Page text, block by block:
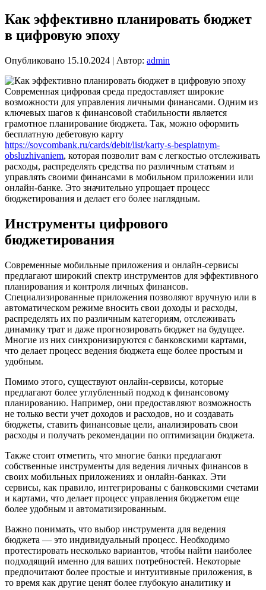
Как эффективно планировать бюджет
в цифровую эпоху
Опубликовано 15.10.2024 | Автор: admin
Современная цифровая среда предоставляет широкие
возможности для управления личными финансами. Одним из
ключевых шагов к финансовой стабильности является
грамотное планирование бюджета. Так, можно оформить
бесплатную дебетовую карту
https://sovcombank.ru/cards/debit/list/karty-s-besplatnym-
obsluzhivaniem, которая позволит вам с легкостью отслеживать
расходы, распределять средства по различным статьям и
управлять своими финансами в мобильном приложении или
онлайн-банке. Это значительно упрощает процесс
бюджетирования и делает его более наглядным.
Инструменты цифрового
бюджетирования
Современные мобильные приложения и онлайн-сервисы
предлагают широкий спектр инструментов для эффективного
планирования и контроля личных финансов.
Специализированные приложения позволяют вручную или в
автоматическом режиме вносить свои доходы и расходы,
распределять их по различным категориям, отслеживать
динамику трат и даже прогнозировать бюджет на будущее.
Многие из них синхронизируются с банковскими картами,
что делает процесс ведения бюджета еще более простым и
удобным.
Помимо этого, существуют онлайн-сервисы, которые
предлагают более углубленный подход к финансовому
планированию. Например, они предоставляют возможность
не только вести учет доходов и расходов, но и создавать
бюджеты, ставить финансовые цели, анализировать свои
расходы и получать рекомендации по оптимизации бюджета.
Также стоит отметить, что многие банки предлагают
собственные инструменты для ведения личных финансов в
своих мобильных приложениях и онлайн-банках. Эти
сервисы, как правило, интегрированы с банковскими счетами
и картами, что делает процесс управления бюджетом еще
более удобным и автоматизированным.
Важно понимать, что выбор инструмента для ведения
бюджета — это индивидуальный процесс. Необходимо
протестировать несколько вариантов, чтобы найти наиболее
подходящий именно для ваших потребностей. Некоторые
предпочитают более простые и интуитивные приложения, в
то время как другие ценят более глубокую аналитику и